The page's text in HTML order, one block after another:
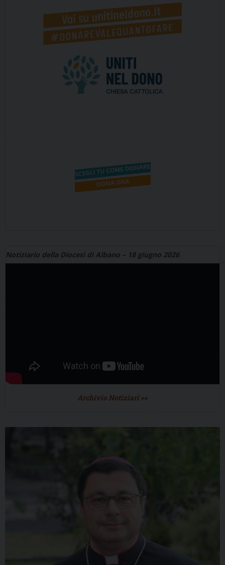
Notiziario della Diocesi di Albano – 18 giugno 2026
Archivio Notiziari >>